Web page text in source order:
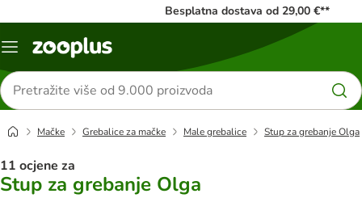
Besplatna dostava od 29,00 €**
Izbornik
Traži
proizvode
Mačke Grebalice za mačke Male grebalice Stup za grebanje Olga
11 ocjene za
Stup za grebanje Olga